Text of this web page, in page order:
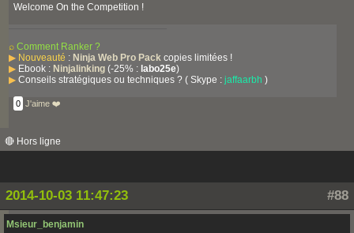
Welcome On the Competition !
⌕ Comment Ranker ?
▶ Nouveauté : Ninja Web Pro Pack copies limitées !
▶ Ebook : Ninjalinking (-25% : labo25e)
▶ Conseils stratégiques ou techniques ? ( Skype : jaffaarbh )
0 J'aime ❤️
🔴 Hors ligne
#88
2014-10-03 11:47:23
Msieur_benjamin